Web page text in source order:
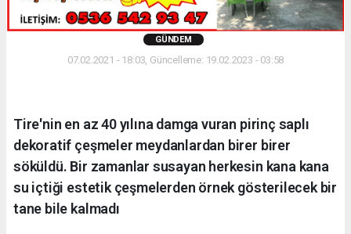
GÜNDEM
07.02.2021 - 18:03, Güncelleme: 19.02.2023 - 03:58
Tire'nin en az 40 yılına damga vuran pirinç saplı
dekoratif çeşmeler meydanlardan birer birer
söküldü. Bir zamanlar susayan herkesin kana kana
su içtiği estetik çeşmelerden örnek gösterilecek bir
tane bile kalmadı